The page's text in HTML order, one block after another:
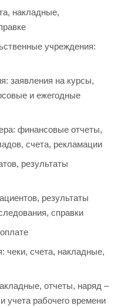
накладные,
учреждения:
заявления на курсы,
и ежегодные
финансовые отчеты,
счета, рекламации
результаты
результаты
справки
чеки, счета, накладные,
отчеты, наряд –
учета рабочего времени